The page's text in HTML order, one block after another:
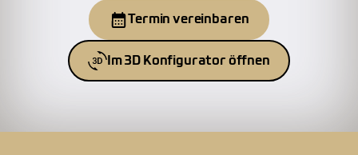
Termin vereinbaren
Im 3D Konfigurator öffnen